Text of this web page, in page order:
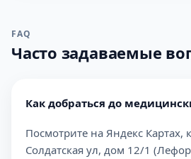
FAQ
Часто задаваемые
Как добраться до
Посмотрите на Яндекс Картах,
Солдатская ул, дом 12/1